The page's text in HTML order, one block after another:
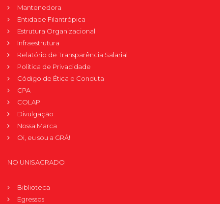
Mantenedora
Entidade Filantrópica
Estrutura Organizacional
Infraestrutura
Relatório de Transparência Salarial
Política de Privacidade
Código de Ética e Conduta
CPA
COLAP
Divulgação
Nossa Marca
Oi, eu sou a GRÁ!
NO UNISAGRADO
Biblioteca
Egressos